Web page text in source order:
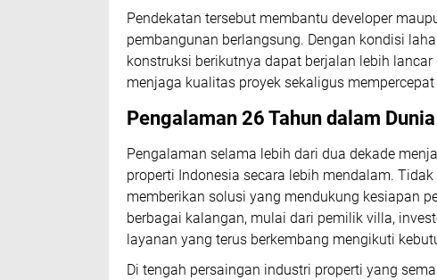
Pendekatan tersebut membantu developer
pembangunan berlangsung. Dengan kondisi
konstruksi berikutnya dapat berjalan lebih
menjaga kualitas proyek sekaligus
Pengalaman 26 Tahun dalam
Pengalaman selama lebih dari dua dekade
properti Indonesia secara lebih mendalam.
memberikan solusi yang mendukung kesiapan
berbagai kalangan, mulai dari pemilik villa,
layanan yang terus berkembang mengikuti
Di tengah persaingan industri properti yang